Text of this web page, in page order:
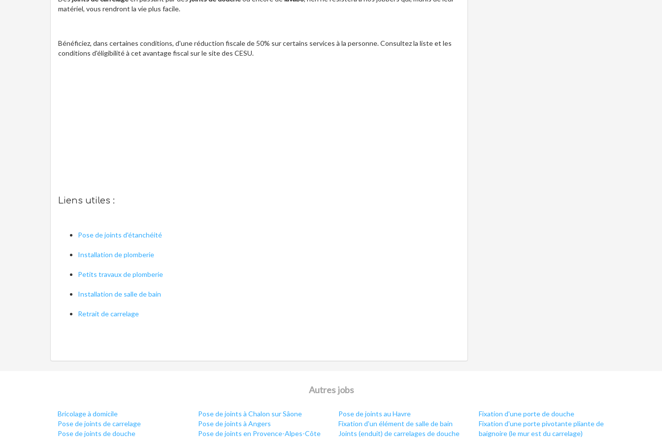
matériel, vous rendront la vie plus facile.
Bénéficiez, dans certaines conditions, d'une réduction fiscale de 50% sur certains services à la personne. Consultez la liste et les
conditions d'éligibilité à cet avantage fiscal sur le site des CESU.
Liens utiles :
Pose de joints d'étanchéité
Installation de plomberie
Petits travaux de plomberie
Installation de salle de bain
Retrait de carrelage
Autres jobs
Bricolage à domicile
Pose de joints de carrelage
Pose de joints de douche
Pose de joints à Chalon sur Sâone
Pose de joints à Angers
Pose de joints en Provence-Alpes-Côte
Pose de joints au Havre
Fixation d'un élément de salle de bain
Joints (enduit) de carrelages de douche
Fixation d'une porte de douche
Fixation d'une porte pivotante pliante de
baignoire (le mur est du carrelage)